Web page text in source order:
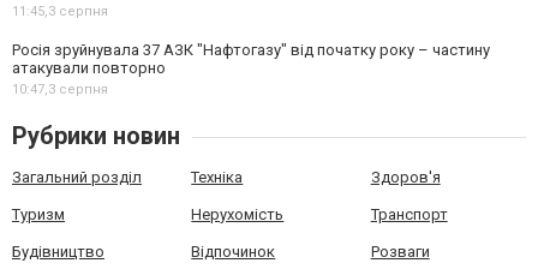
11:45,3 серпня
Росія зруйнувала 37 АЗК "Нафтогазу" від початку року – частину
атакували повторно
10:47,3 серпня
Рубрики новин
Загальний розділ Техніка Здоров'я
Туризм Нерухомість Транспорт
Будівництво Відпочинок Розваги